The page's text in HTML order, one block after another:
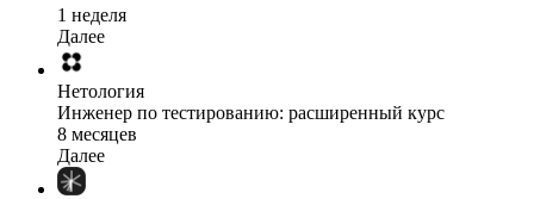
1 неделя
Далее
Нетология
Инженер по тестированию: расширенный курс
8 месяцев
Далее